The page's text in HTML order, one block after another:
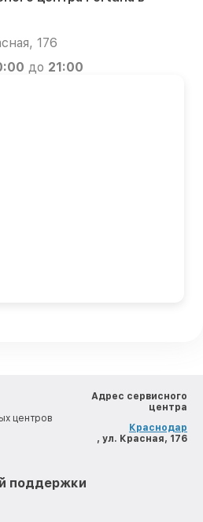
176
до 21:00
центров
Адрес сервисного
центра
Краснодар
, ул. Красная, 176
поддержки